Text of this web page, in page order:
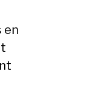
en